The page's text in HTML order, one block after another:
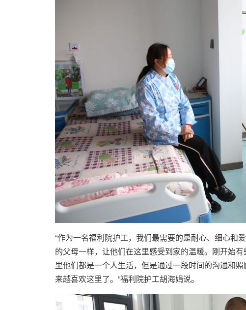
“作为一名福利院护工，我们最需要的是耐心、细心和
的父母一样，让他们在这里感受到家的温暖。刚开始
里他们都是一个人生活，但是通过一段时间的沟通和
来越喜欢这里了。”福利院护工胡海娟说。